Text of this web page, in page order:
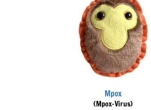
Mpox
(Mpox-Virus)